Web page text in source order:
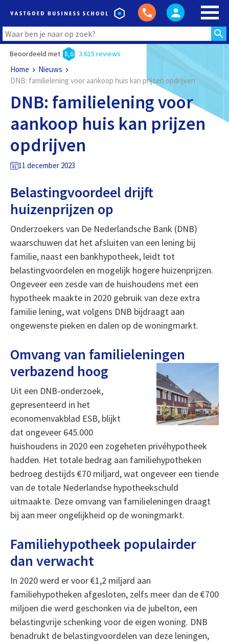
Beoordeeld met 8,6 3.615 reviews
Home
Nieuws
DNB: familielening voor aankoop huis kan prijzen opdrijven
DNB: familielening voor
aankoop huis kan prijzen
opdrijven
11 december 2023
Belastingvoordeel drijft
huizenprijzen op
Onderzoekers van De Nederlandsche Bank (DNB)
waarschuwen dat het afsluiten van een lening bij
familie, naast een bankhypotheek, leidt tot
belastingvoordelen en mogelijk hogere huizenprijzen.
Ongeveer een zesde van de huishoudens met een
hypotheek maakte in 2020 gebruik van deze extra
familie lening, wat volgens DNB bijdraagt aan
ongewenste pieken en dalen op de woningmarkt.
Omvang van familieleningen
verbazend hoog
Uit een DNB-onderzoek,
gepresenteerd in het
economenvakblad ESB, blijkt
dat ongeveer 645.000
huishoudens in 2020 een zogeheten privéhypotheek
hadden. Het totale bedrag aan familiehypotheken
bedroeg destijds €70 miljard, wat ongeveer een tiende
van de totale Nederlandse hypotheekschuld
uitmaakte. Deze omvang van familieleningen draagt
bij aan meer ongelijkheid op de woningmarkt.
Familiehypotheek populairder
dan verwacht
In 2020 werd er voor €1,2 miljard aan
familiehypotheken afgesloten, zelfs meer dan de €700
miljoen die werd geschonken via de jubelton, een
belastingvrije schenking voor de eigen woning. DNB
benadrukt de belastingvoordelen van deze leningen,